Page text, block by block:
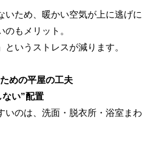
いため、暖かい空気が上に逃げに
もメリット。
というストレスが減ります。
めの平屋の工夫
い”配置
いのは、洗面・脱衣所・浴室まわ